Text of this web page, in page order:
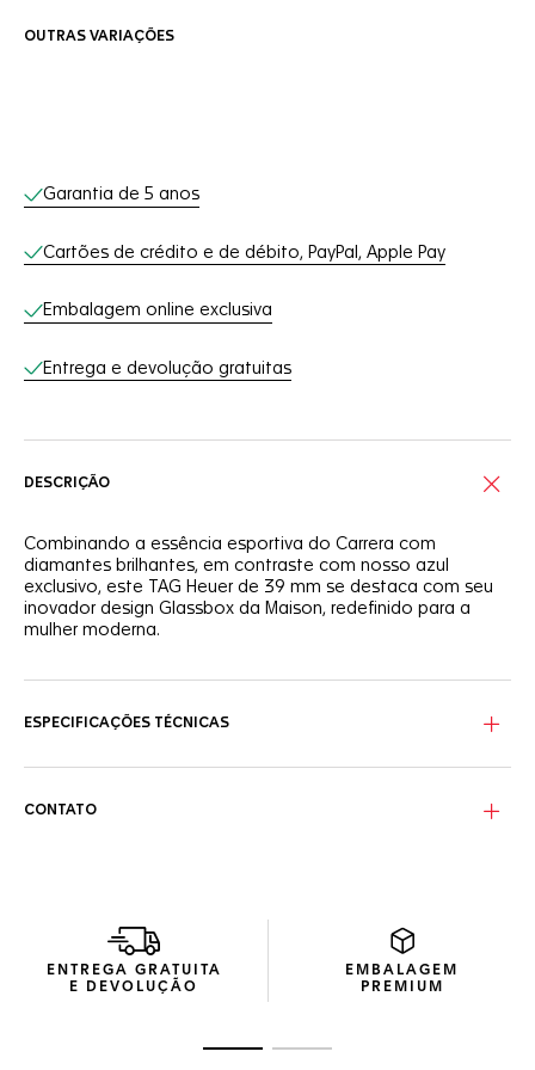
OUTRAS VARIAÇÕES
Serviços on-line
Garantia de 5 anos
Cartões de crédito e de débito, PayPal, Apple Pay
Embalagem online exclusiva
Entrega e devolução gratuitas
DESCRIÇÃO
Combinando a essência esportiva do Carrera com
diamantes brilhantes, em contraste com nosso azul
exclusivo, este TAG Heuer de 39 mm se destaca com seu
inovador design Glassbox da Maison, redefinido para a
mulher moderna.
marcadores de horas com diamantes cravejados em
bezel, o glassbox curvo em cristal de safira emoldura os
com o brilho do aço e do diamante.
ESPECIFICAÇÕES TÉCNICAS
CONTATO
ENTREGA GRATUITA
E DEVOLUÇÃO
EMBALAGEM
PREMIUM